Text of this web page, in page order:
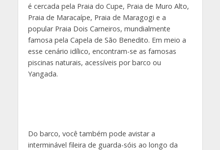
é cercada pela Praia do Cupe, Praia de Muro Alto,
Praia de Maracaípe, Praia de Maragogi e a
popular Praia Dois Carneiros, mundialmente
famosa pela Capela de São Benedito. Em meio a
esse cenário idílico, encontram-se as famosas
piscinas naturais, acessíveis por barco ou
Yangada.
Do barco, você também pode avistar a
interminável fileira de guarda-sóis ao longo da